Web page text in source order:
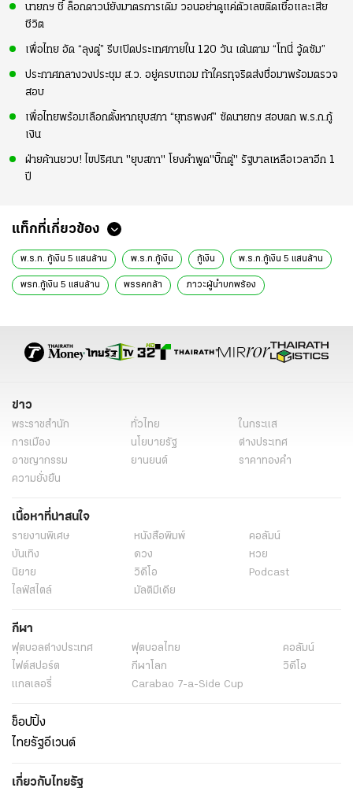
นายกฯ ชี้ ล็อกดาวน์ยังมาตรการเดิม วอนอย่าดูแค่ตัวเลขติดเชื้อและเสีย
ชีวิต
เพื่อไทย อัด “ลุงตู่” รีบเปิดประเทศภายใน 120 วัน เต้นตาม “โทนี่ วู้ดซัม”
ประกาศกลางวงประชุม ส.ว. อยู่ครบเทอม ท้าใครทุจริตส่งชื่อมาพร้อมตรวจ
สอบ
เพื่อไทยพร้อมเลือกตั้งหากยุบสภา “ยุทธพงศ์” ซัดนายกฯ สอบตก พ.ร.ก.กู้
เงิน
ฝ่ายค้านยวบ! ไขปริศนา "ยุบสภา" โยงคำพูด"บิ๊กตู่" รัฐบาลเหลือเวลาอีก 1
ปี
แท็กที่เกี่ยวข้อง
พ.ร.ก. กู้เงิน 5 แสนล้าน พ.ร.ก.กู้เงิน กู้เงิน พ.ร.ก.กู้เงิน 5 แสนล้าน
พรก.กู้เงิน 5 แสนล้าน พรรคกล้า ภาวะผู้นำบกพร้อง
ข่าว
พระราชสำนัก ทั่วไทย
ในกระแส
การเมือง
นโยบายรัฐ
ต่างประเทศ
อาชญากรรม
ยานยนต์
ราคาทองคำ
ความยั่งยืน
เนื้อหาที่น่าสนใจ
รายงานพิเศษ หนังสือพิมพ์
คอลัมน์
บันเทิง
ดวง
หวย
นิยาย
วิดีโอ
Podcast
ไลฟ์สไตล์
มัลติมีเดีย
กีฬา
ฟุตบอลต่่างประเทศ ฟุตบอลไทย
คอลัมน์
ไฟต์สปอร์ต
กีฬาโลก
วิดีโอ
แกลเลอรี่
Carabao 7-a-Side Cup
ช็อปปิ้ง
ไทยรัฐอีเวนต์
เกี่ยวกับไทยรัฐ